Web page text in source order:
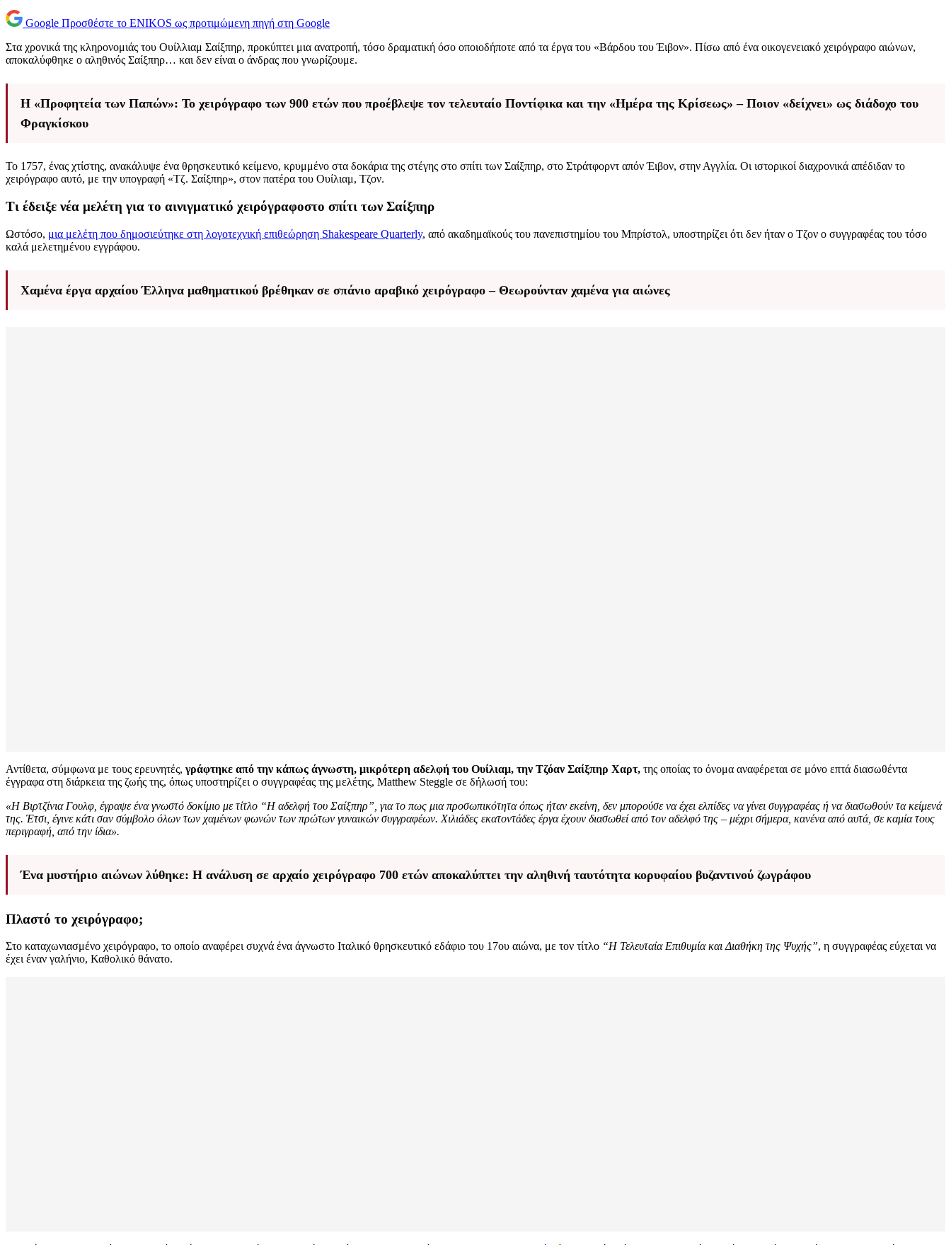
Google Προσθέστε το ENIKOS ως προτιμώμενη πηγή στη Google
Στα χρονικά της κληρονομιάς του Ουίλλιαμ Σαίξπηρ, προκύπτει μια ανατροπή, τόσο δραματική όσο οποιοδήποτε από τα έργα του «Βάρδου του Έιβον». Πίσω από ένα οικογενειακό χειρόγραφο αιώνων,
αποκαλύφθηκε ο αληθινός Σαίξπηρ… και δεν είναι ο άνδρας που γνωρίζουμε.
Η «Προφητεία των Παπών»: Το χειρόγραφο των 900 ετών που προέβλεψε τον τελευταίο Ποντίφικα και την «Ημέρα της Κρίσεως» – Ποιον «δείχνει» ως διάδοχο του
Φραγκίσκου
Το 1757, ένας χτίστης, ανακάλυψε ένα θρησκευτικό κείμενο, κρυμμένο στα δοκάρια της στέγης στο σπίτι των Σαίξπηρ, στο Στράτφορντ απόν Έιβον, στην Αγγλία. Οι ιστορικοί διαχρονικά απέδιδαν το
χειρόγραφο αυτό, με την υπογραφή «Τζ. Σαίξπηρ», στον πατέρα του Ουίλιαμ, Τζον.
Τι έδειξε νέα μελέτη για το αινιγματικό χειρόγραφοστο σπίτι των Σαίξπηρ
Ωστόσο, μια μελέτη που δημοσιεύτηκε στη λογοτεχνική επιθεώρηση Shakespeare Quarterly, από ακαδημαϊκούς του πανεπιστημίου του Μπρίστολ, υποστηρίζει ότι δεν ήταν ο Τζον ο συγγραφέας του τόσο
καλά μελετημένου εγγράφου.
Χαμένα έργα αρχαίου Έλληνα μαθηματικού βρέθηκαν σε σπάνιο αραβικό χειρόγραφο – Θεωρούνταν χαμένα για αιώνες
Αντίθετα, σύμφωνα με τους ερευνητές, γράφτηκε από την κάπως άγνωστη, μικρότερη αδελφή του Ουίλιαμ, την Τζόαν Σαίξπηρ Χαρτ, της οποίας το όνομα αναφέρεται σε μόνο επτά διασωθέντα
έγγραφα στη διάρκεια της ζωής της, όπως υποστηρίζει ο συγγραφέας της μελέτης, Matthew Steggle σε δήλωσή του:
«Η Βιρτζίνια Γουλφ, έγραψε ένα γνωστό δοκίμιο με τίτλο “Η αδελφή του Σαίξπηρ”, για το πως μια προσωπικότητα όπως ήταν εκείνη, δεν μπορούσε να έχει ελπίδες να γίνει συγγραφέας ή να διασωθούν τα κείμενά
της. Έτσι, έγινε κάτι σαν σύμβολο όλων των χαμένων φωνών των πρώτων γυναικών συγγραφέων. Χιλιάδες εκατοντάδες έργα έχουν διασωθεί από τον αδελφό της – μέχρι σήμερα, κανένα από αυτά, σε καμία τους
περιγραφή, από την ίδια».
Ένα μυστήριο αιώνων λύθηκε: Η ανάλυση σε αρχαίο χειρόγραφο 700 ετών αποκαλύπτει την αληθινή ταυτότητα κορυφαίου βυζαντινού ζωγράφου
Πλαστό το χειρόγραφο;
Στο καταχωνιασμένο χειρόγραφο, το οποίο αναφέρει συχνά ένα άγνωστο Ιταλικό θρησκευτικό εδάφιο του 17ου αιώνα, με τον τίτλο “Η Τελευταία Επιθυμία και Διαθήκη της Ψυχής”, η συγγραφέας εύχεται να
έχει έναν γαλήνιο, Καθολικό θάνατο.